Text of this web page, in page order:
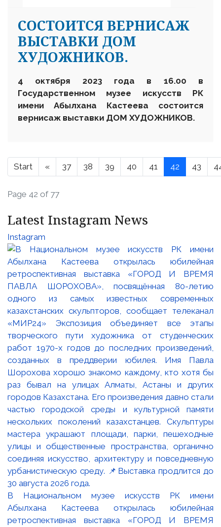
СОСТОИТСЯ ВЕРНИСАЖ
ВЫСТАВКИ ДОМ
ХУДОЖНИКОВ.
4 октября 2023
года в 16.00 в
Государственном музее искусств РК
имени Абылхана Кастеева состоится
вернисаж выставки ДОМ ХУДОЖНИКОВ.
Start « 37 38 39 40 41 42 43
Page 42 of 77
Latest Instagram News
Instagram
В Национальном музее искусств РК имени
Абылхана Кастеева открылась юбилейная
ретроспективная выставка «ГОРОД И ВРЕМЯ